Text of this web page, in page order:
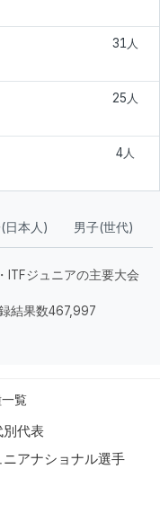
31人
25人
4人
日本人) 男子(世代)
ITFジュニアの主要大会
結果数467,997
覧
別代表
ニアナショナル選手